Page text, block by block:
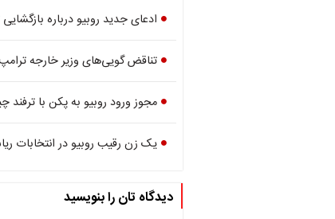
ادعای جدید روبیو درباره
تناقض گویی‌های وزیر خارجه ترامپ
مجوز ورود روبیو به پکن با ترفند
یک زن رقیب روبیو در انتخابات ریاست
دیدگاه تان را بنویسید